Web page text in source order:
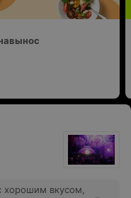
хорошим вкусом,